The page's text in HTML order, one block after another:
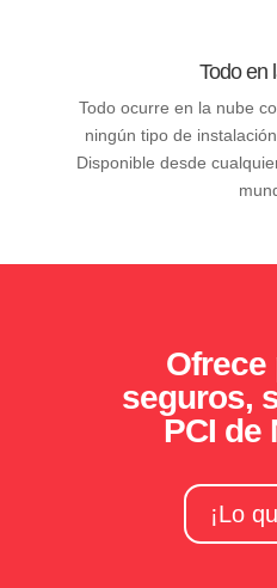
Todo en
Todo ocurre en la nube
ningún tipo de
Disponible desde
Ofrece
seguros,
PCI de
¡Lo